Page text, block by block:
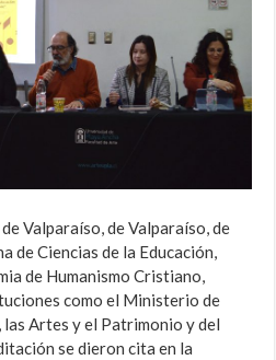
Valparaíso, de Valparaíso, de
de Ciencias de la Educación,
de Humanismo Cristiano,
como el Ministerio de
las Artes y el Patrimonio y del
se dieron cita en la